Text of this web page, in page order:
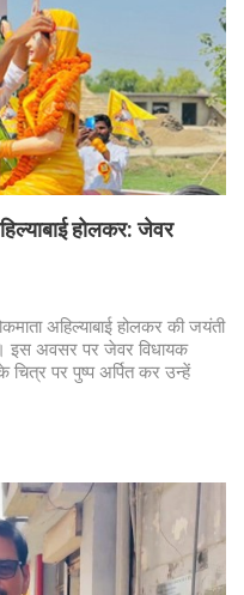
होलकर: जेवर
अहिल्याबाई होलकर की जयंती
इस अवसर पर जेवर विधायक
चित्र पर पुष्प अर्पित कर उन्हें